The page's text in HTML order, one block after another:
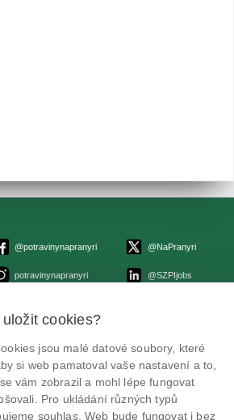
@potravinynapranyri
potravinynapranyri
@NaPranyri
@SZPIjobs
inspekce 2026
Nastavení cookies
cookies?
jsou malé datové soubory, které
si web pamatoval vaše nastavení a to,
vám zobrazil a mohl lépe fungovat
Pro ukládání různých typů
souhlas. Web bude fungovat i bez